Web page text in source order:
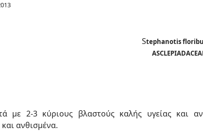
Stephanotis
µε 2-3 κύριους βλαστούς καλής υγείας και
ανθισµένα.